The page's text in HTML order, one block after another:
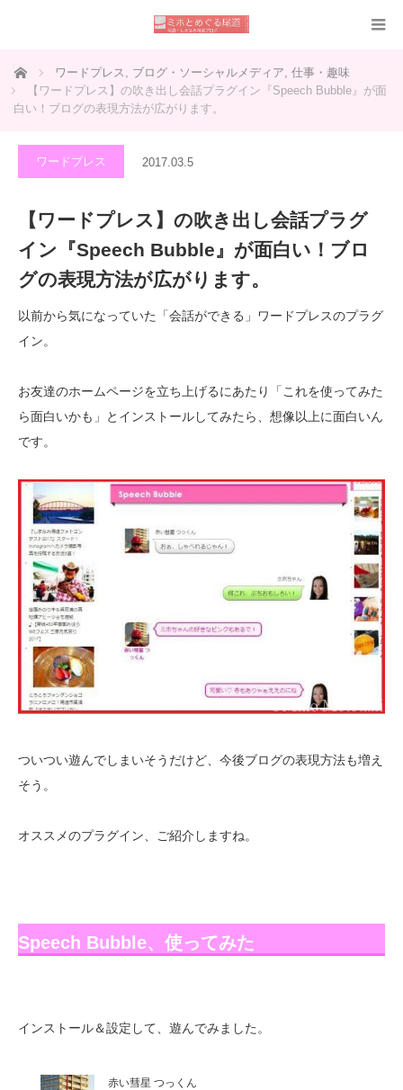
ホーム ワードプレス , ブログ・ソーシャルメディア, 仕事・趣味
【ワードプレス】の吹き出し会話プラグイン『Speech Bubble』が面
白い！ブログの表現方法が広がります。
ワードプレス 2017.03.5
【ワードプレス】の吹き出し会話プラグ
イン『Speech Bubble』が面白い！ブロ
グの表現方法が広がります。
以前から気になっていた「会話ができる」ワードプレスのプラグ
イン。
お友達のホームページを立ち上げるにあたり「これを使ってみた
ら面白いかも」とインストールしてみたら、想像以上に面白いん
です。
ついつい遊んでしまいそうだけど、今後ブログの表現方法も増え
そう。
オススメのプラグイン、ご紹介しますね。
Speech Bubble、使ってみた
インストール＆設定して、遊んでみました。
赤い彗星 つっくん